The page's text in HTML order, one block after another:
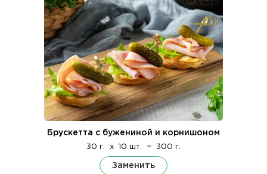
Брускетта с бужениной и корнишоном
30 г. x 10 шт. = 300 г.
Заменить